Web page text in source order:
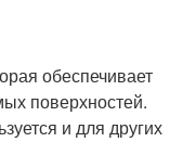
обеспечивает
поверхностей.
и для других